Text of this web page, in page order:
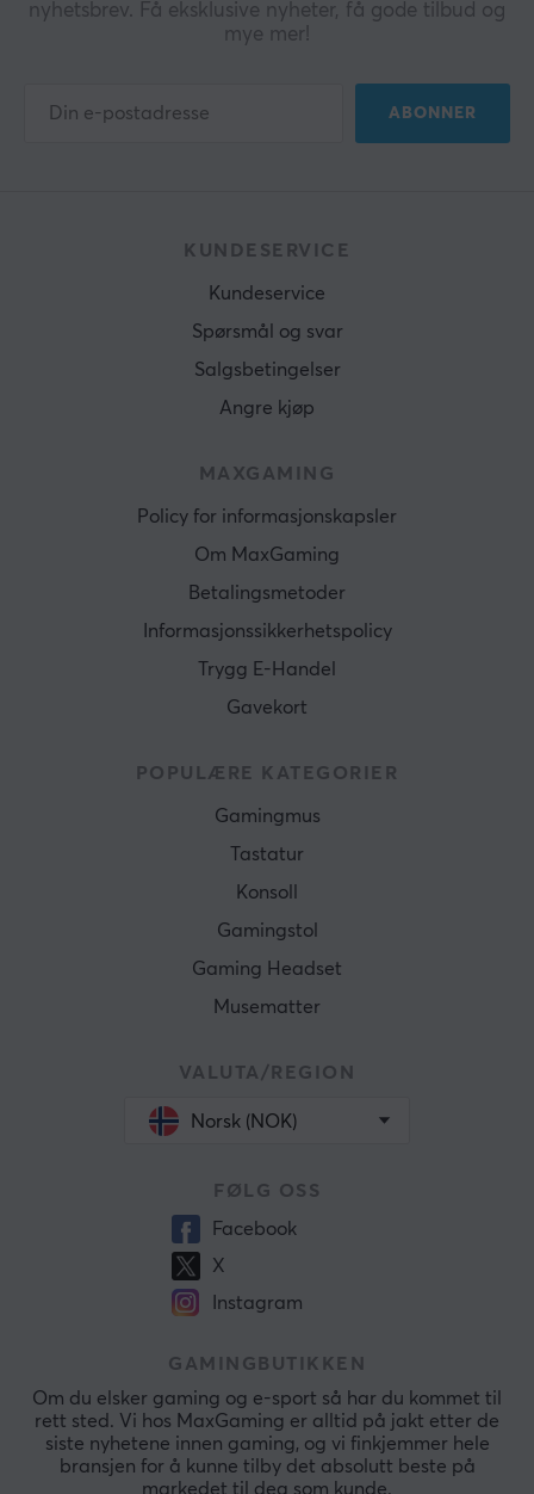
nyhetsbrev. Få eksklusive nyheter, få gode tilbud og
mye mer!
ABONNER
KUNDESERVICE
Kundeservice
Spørsmål og svar
Salgsbetingelser
Angre kjøp
MAXGAMING
Policy for informasjonskapsler
Om MaxGaming
Betalingsmetoder
Informasjonssikkerhetspolicy
Trygg E-Handel
Gavekort
POPULÆRE KATEGORIER
Gamingmus
Tastatur
Konsoll
Gamingstol
Gaming Headset
Musematter
VALUTA/REGION
Norsk (NOK)
FØLG OSS
Facebook
X
Instagram
GAMINGBUTIKKEN
Om du elsker gaming og e-sport så har du kommet til
rett sted. Vi hos MaxGaming er alltid på jakt etter de
siste nyhetene innen gaming, og vi finkjemmer hele
bransjen for å kunne tilby det absolutt beste på
markedet til deg som kunde.